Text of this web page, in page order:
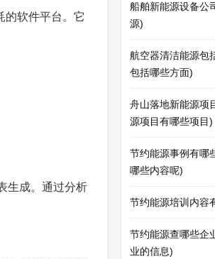
的软件平台。它
生成。通过分析
船舶新能源设备公
源)
航空器清洁能源包
包括哪些方面)
舟山落地新能源项
源项目有哪些项目)
节约能源事例有哪
哪些内容呢)
节约能源培训内容
节约能源查哪些企
业的信息)